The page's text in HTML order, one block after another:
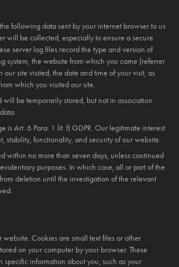
following data sent by your internet browser to us
will be collected, especially to ensure a secure
server log files record the type and version of
system, the website from which you came (referrer
our site visited, the date and time of your visit, as
which you visited our site.
will be temporarily stored, but not in association
is Art. 6 Para. 1 lit. f) GDPR. Our legitimate interest
stability, functionality, and security of our website.
within no more than seven days, unless continued
purposes. In which case, all or part of the
deletion until the investigation of the relevant
website. Cookies are small text files or other
on your computer by your browser. These
specific information about you, such as your